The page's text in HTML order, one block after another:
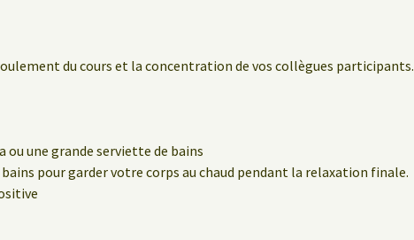
du cours et la concentration de vos collègues participants.
ou une grande serviette de bains
bains pour garder votre corps au chaud pendant la relaxation finale.